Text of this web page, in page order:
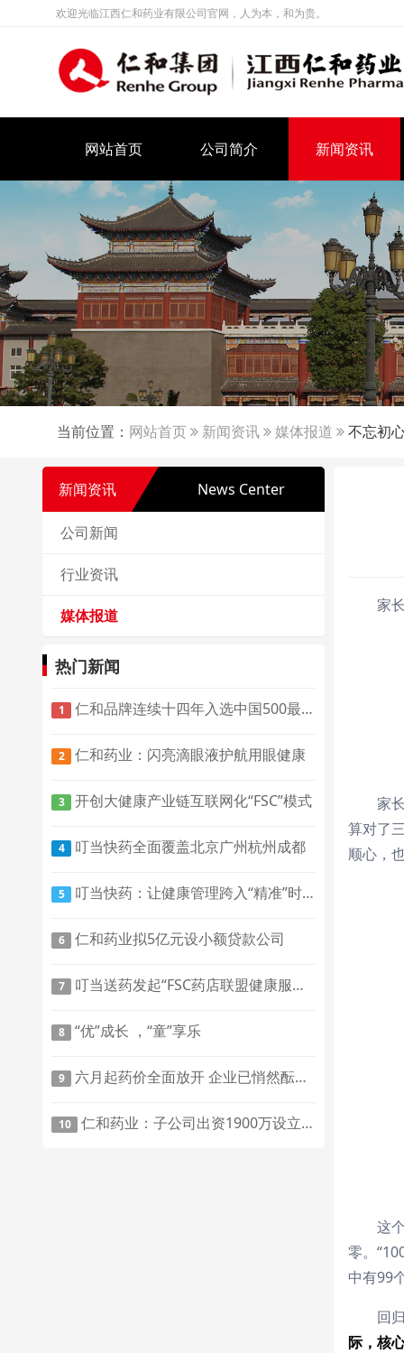
欢迎光临江西仁和药业有限公司官网，人为本，和为贵。
网站首页 公司简介 新闻资讯
当前位置： 网站首页 新闻资讯 媒体报道 不忘初
新闻资讯 News Center
公司新闻
行业资讯
媒体报道
热门新闻
1 仁和品牌连续十四年入选中国500最具价值品牌榜
2 仁和药业：闪亮滴眼液护航用眼健康
3 开创大健康产业链互联网化“FSC”模式
4 叮当快药全面覆盖北京广州杭州成都
5 叮当快药：让健康管理跨入“精准”时代
6 仁和药业拟5亿元设小额贷款公司
7 叮当送药发起“FSC药店联盟健康服务工程”大健康产业链互联网化布局终端环节
8 “优”成长 ，“童”享乐
9 六月起药价全面放开 企业已悄然酝酿提价
10 仁和药业：子公司出资1900万设立中医药服务机构
家
家
算对了
顺心，
这
零。
中有99
回
际，核